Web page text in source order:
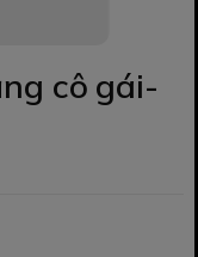
cô gái-